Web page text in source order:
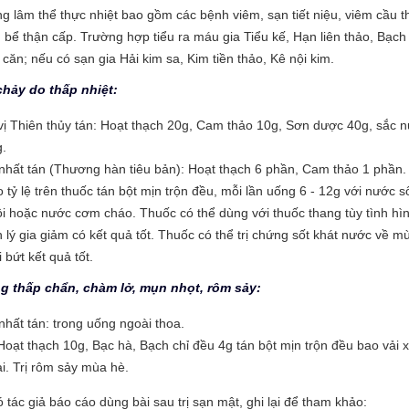
lâm thể thực nhiệt bao gồm các bệnh viêm, sạn tiết niệu, viêm cầu
bể thận cấp. Trường hợp tiểu ra máu gia Tiểu kế, Hạn liên thảo, Bạch
nếu có sạn gia Hải kim sa, Kim tiền thảo, Kê nội kim.
do thấp nhiệt:
Thiên thủy tán: Hoạt thạch 20g, Cam thảo 10g, Sơn dược 40g, sắc
tán (Thương hàn tiêu bản): Hoạt thạch 6 phần, Cam thảo 1 phần.
tỷ lệ trên thuốc tán bột mịn trộn đều, mỗi lần uống 6 - 12g với nước
hoặc nước cơm cháo. Thuốc có thể dùng với thuốc thang tùy tình
lý gia giảm có kết quả tốt. Thuốc có thể trị chứng sốt khát nước về
bứt kết quả tốt.
thấp chẩn, chàm lở, mụn nhọt, rôm sảy:
tán: trong uống ngoài thoa.
thạch 10g, Bạc hà, Bạch chỉ đều 4g tán bột mịn trộn đều bao vải
Trị rôm sảy mùa hè.
tác giả báo cáo dùng bài sau trị sạn mật, ghi lại để tham khảo: